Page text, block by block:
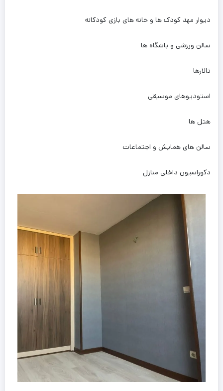
دیوار مهد کودک ها و خانه های بازی کودکانه
سالن ورزشی و باشگاه ها
تالارها
استودیوهای موسیقی
هتل ها
سالن های همایش و اجتماعات
دکوراسیون داخلی منازل